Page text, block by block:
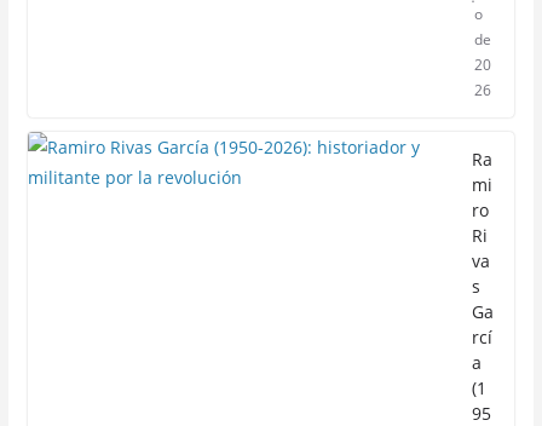
o
de
20
26
Ra
mi
ro
Ri
va
s
Ga
rcí
a
(1
95